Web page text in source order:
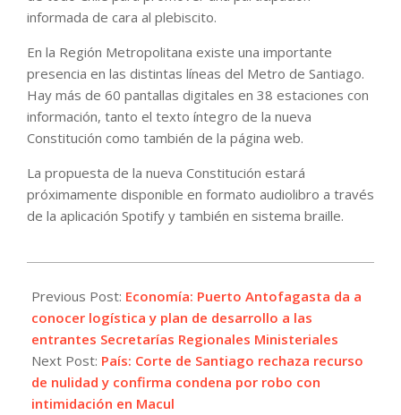
informada de cara al plebiscito.
En la Región Metropolitana existe una importante
presencia en las distintas líneas del Metro de Santiago.
Hay más de 60 pantallas digitales en 38 estaciones con
información, tanto el texto íntegro de la nueva
Constitución como también de la página web.
La propuesta de la nueva Constitución estará
próximamente disponible en formato audiolibro a través
de la aplicación Spotify y también en sistema braille.
07-
21
Previous Post: Economía: Puerto Antofagasta da a
conocer logística y plan de desarrollo a las
entrantes Secretarías Regionales Ministeriales
Next Post: País: Corte de Santiago rechaza recurso
de nulidad y confirma condena por robo con
intimidación en Macul